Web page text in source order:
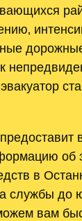
об
в
службы до
вам